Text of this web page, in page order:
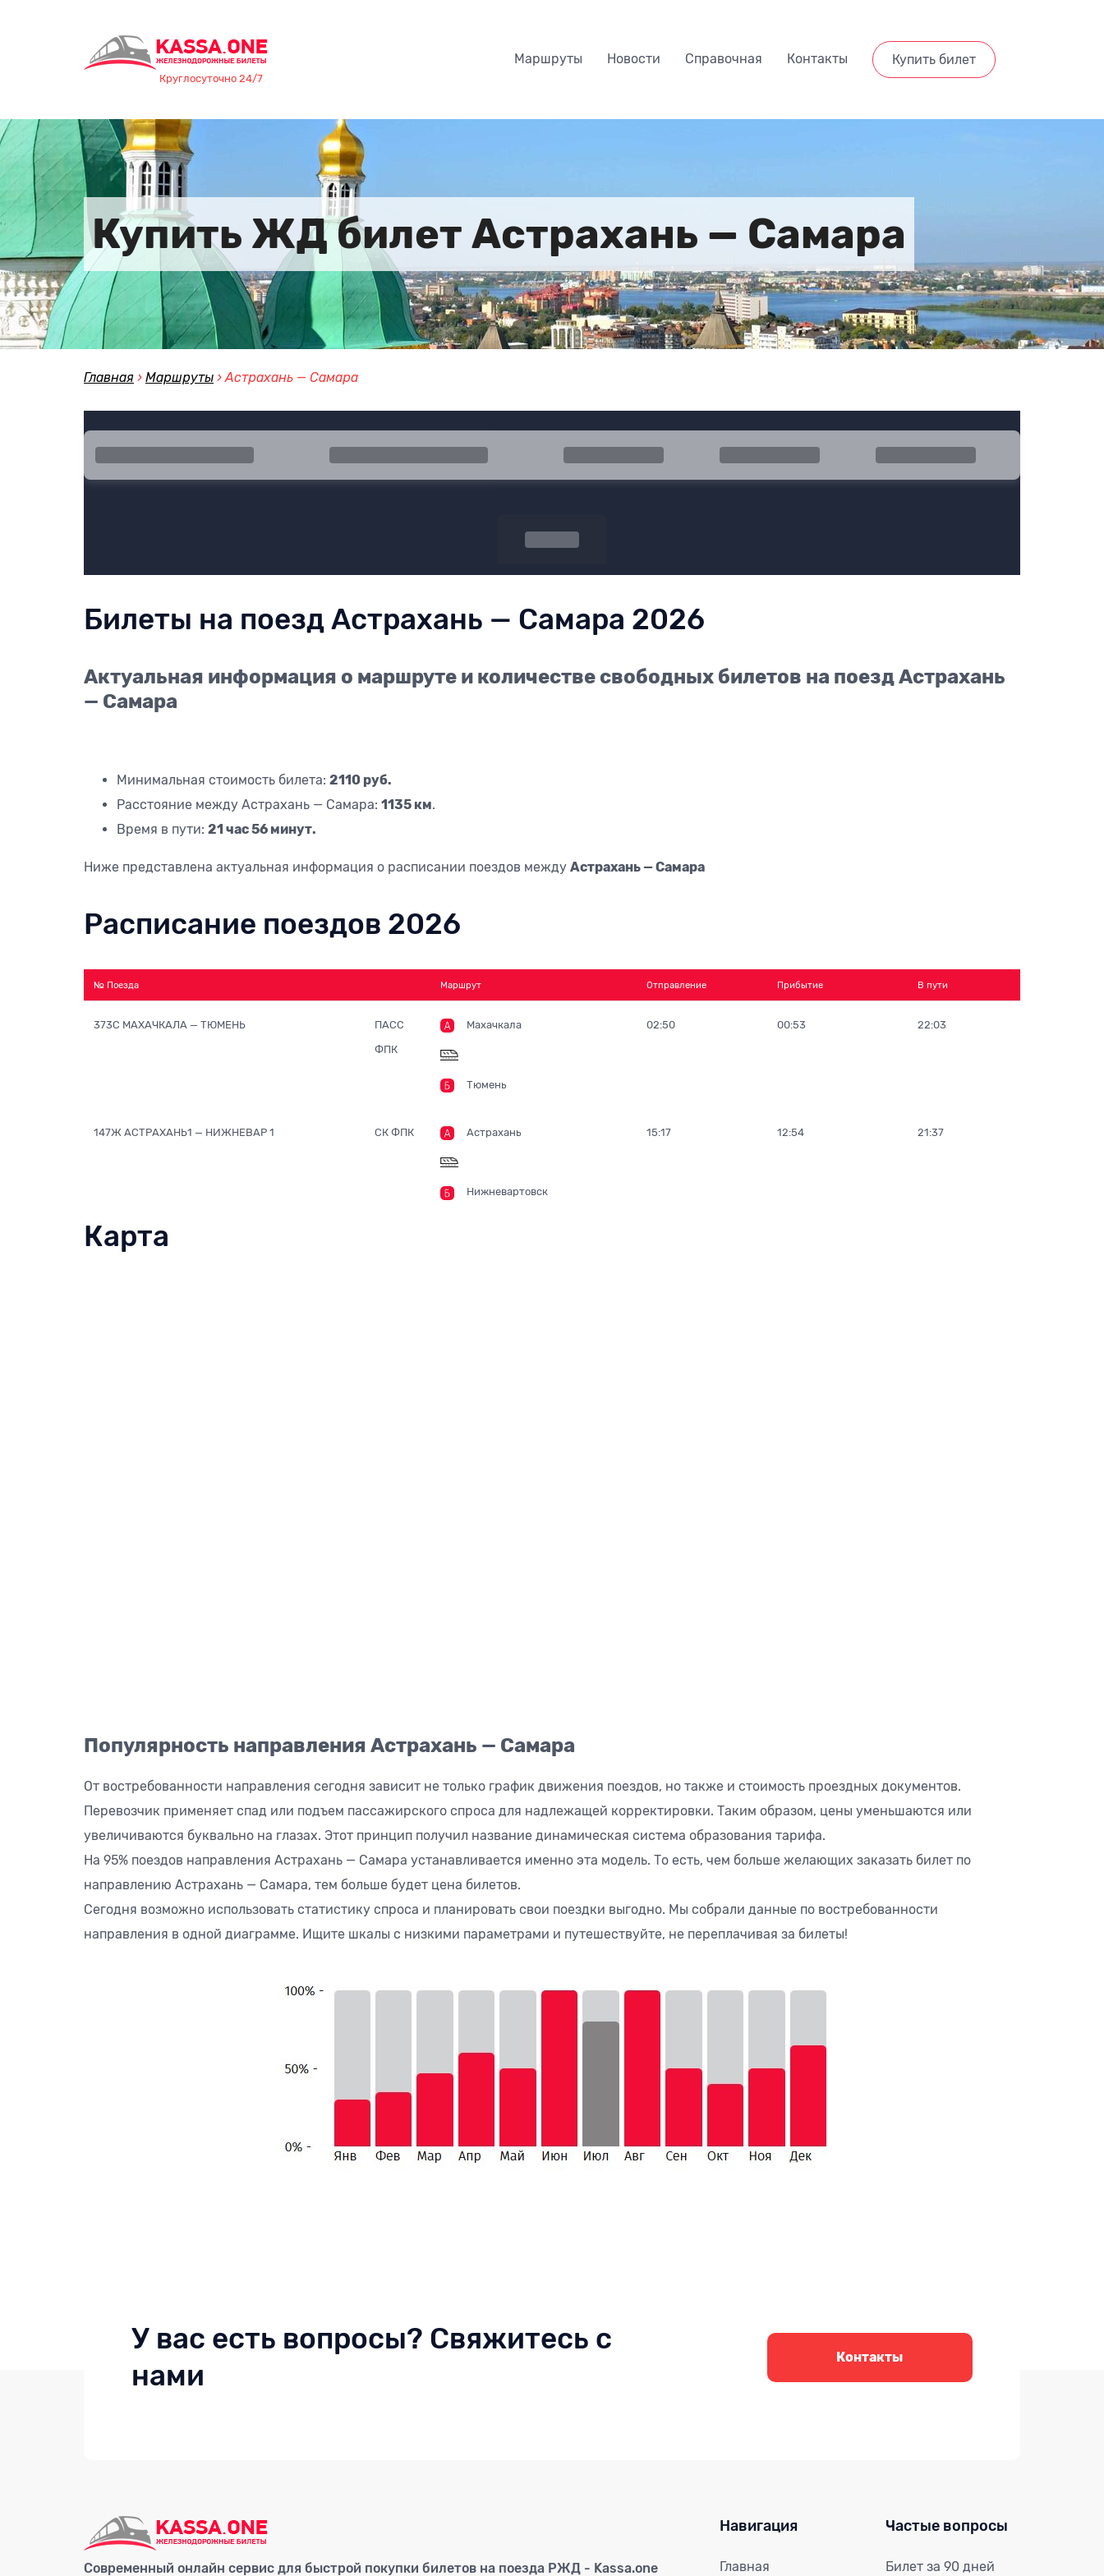
Круглосуточно 24/7
Маршруты Новости Справочная Контакты Купить билет
Купить ЖД билет Астрахань — Самара
Главная › Маршруты ›Астрахань — Самара
Поиск
Билеты на поезд Астрахань — Самара 2026
Актуальная информация о маршруте и количестве свободных билетов на поезд Астрахань
— Самара
Минимальная стоимость билета: 2110 руб.
Расстояние между Астрахань — Самара: 1135 км.
Время в пути: 21 час 56 минут.
Ниже представлена актуальная информация о расписании поездов между Астрахань — Самара
Расписание поездов 2026
№ Поезда Маршрут Отправление Прибытие В пути
373С МАХАЧКАЛА — ТЮМЕНЬ
ПАСС
ФПК
Махачкала
Тюмень
02:50 00:53 22:03
147Ж АСТРАХАНЬ1 — НИЖНЕВАР 1 СК ФПК Астрахань
Нижневартовск
15:17 12:54 21:37
Карта
Популярность направления Астрахань — Самара
От востребованности направления сегодня зависит не только график движения поездов, но также и стоимость проездных документов.
Перевозчик применяет спад или подъем пассажирского спроса для надлежащей корректировки. Таким образом, цены уменьшаются или
увеличиваются буквально на глазах. Этот принцип получил название динамическая система образования тарифа.
На 95% поездов направления Астрахань — Самара устанавливается именно эта модель. То есть, чем больше желающих заказать билет по
направлению Астрахань — Самара, тем больше будет цена билетов.
Сегодня возможно использовать статистику спроса и планировать свои поездки выгодно. Мы собрали данные по востребованности
направления в одной диаграмме. Ищите шкалы с низкими параметрами и путешествуйте, не переплачивая за билеты!
У вас есть вопросы? Свяжитесь с
нами
Контакты
Современный онлайн сервис для быстрой покупки билетов на поезда РЖД - Kassa.one
Навигация
Главная
Частые вопросы
Билет за 90 дней